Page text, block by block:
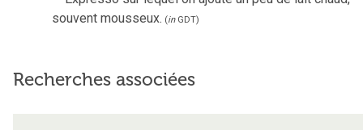
souvent mousseux. (inGDT)
Recherches associées